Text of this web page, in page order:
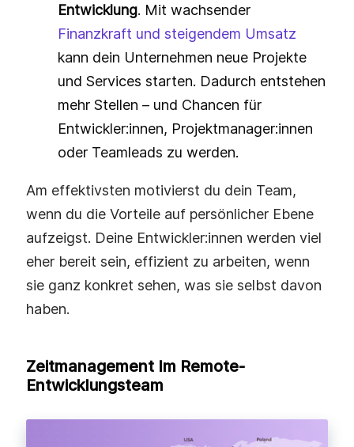
Entwicklung. Mit wachsender
Finanzkraft und steigendem Umsatz
kann dein Unternehmen neue Projekte
und Services starten. Dadurch entstehen
mehr Stellen – und Chancen für
Entwickler:innen, Projektmanager:innen
oder Teamleads zu werden.
Am effektivsten motivierst du dein Team,
wenn du die Vorteile auf persönlicher Ebene
aufzeigst. Deine Entwickler:innen werden viel
eher bereit sein, effizient zu arbeiten, wenn
sie ganz konkret sehen, was sie selbst davon
haben.
Zeitmanagement Im Remote-
Entwicklungsteam